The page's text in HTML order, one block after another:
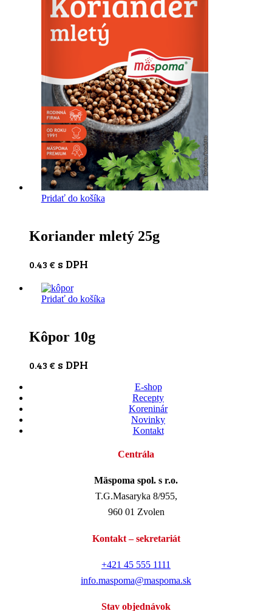
Pridať do košíka
Koriander mletý 25g
0.43 € s DPH
Pridať do košíka
Kôpor 10g
0.43 € s DPH
E-shop
Recepty
Koreninár
Novinky
Kontakt
Centrála
Mäspoma spol. s r.o.
T.G.Masaryka 8/955,
960 01 Zvolen
Kontakt – sekretariát
+421 45 555 1111
info.maspoma@maspoma.sk
Stav objednávok